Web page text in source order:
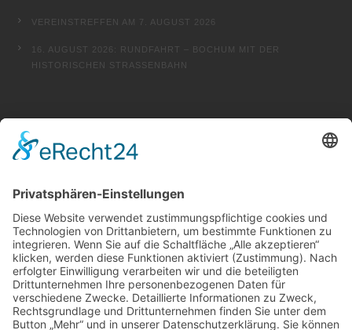
VEREINSTREFFEN AM 7. AUGUST 2026
16. AUGUST 2026: RUNDFAHRT – BOCHUM MIT DER
HISTORISCHEN STRASSENBAHN
FINDEN …
SONSTIGE
KONTAKT
FACEBOOK